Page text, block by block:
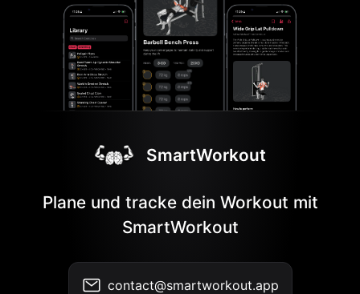
SmartWorkout
Plane und tracke dein Workout mit
SmartWorkout
contact@smartworkout.app